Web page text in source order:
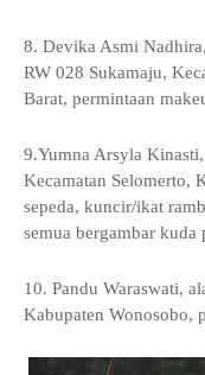
8. Devika Asmi
RW 028 Sukamaju,
Barat, permintaan
9.Yumna Arsyla
Kecamatan Selomerto,
sepeda, kuncir/ikat
semua bergambar kuda
10. Pandu Waraswati,
Kabupaten Wonosobo,